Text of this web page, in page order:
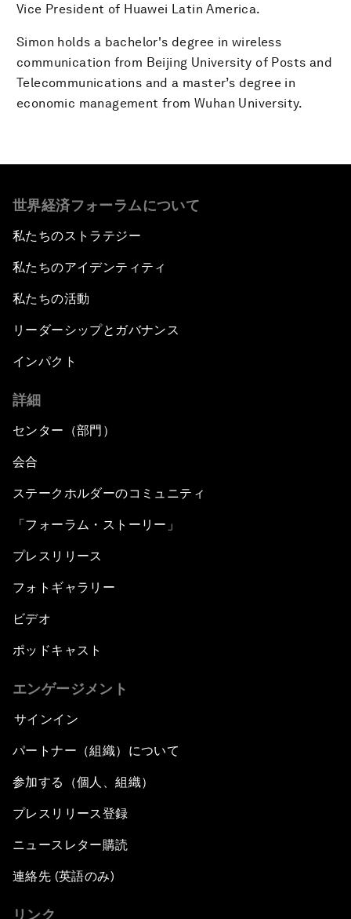
Vice President of Huawei Latin America.
Simon holds a bachelor's degree in wireless
communication from Beijing University of Posts and
Telecommunications and a master’s degree in
economic management from Wuhan University.
世界経済フォーラムについて
私たちのストラテジー
私たちのアイデンティティ
私たちの活動
リーダーシップとガバナンス
インパクト
詳細
センター（部門）
会合
ステークホルダーのコミュニティ
「フォーラム・ストーリー」
プレスリリース
フォトギャラリー
ビデオ
ポッドキャスト
エンゲージメント
サインイン
パートナー（組織）について
参加する（個人、組織）
プレスリリース登録
ニュースレター購読
連絡先 (英語のみ)
リンク